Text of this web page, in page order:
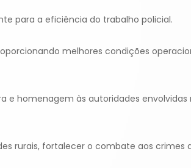
para a eficiência do trabalho policial.
melhores condições
homenagem às autoridades envolvidas
rurais, fortalecer o combate aos crimes